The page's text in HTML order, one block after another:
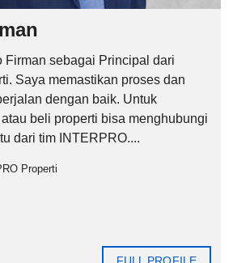
Firman sebagai Principal dari
Saya memastikan proses dan
dengan baik. Untuk
beli properti bisa menghubungi
dari tim INTERPRO....
Properti